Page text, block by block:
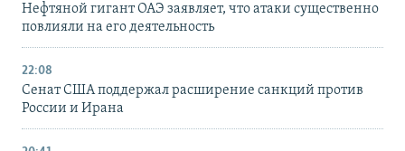
Нефтяной гигант ОАЭ заявляет, что атаки существенно
повлияли на его деятельность
22:08
Сенат США поддержал расширение санкций против
России и Ирана